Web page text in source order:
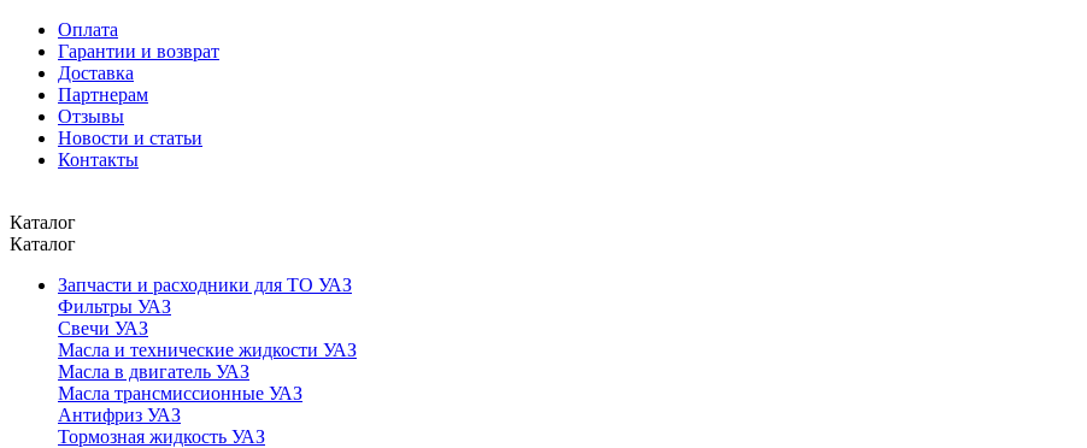
Оплата
Гарантии и возврат
Доставка
Партнерам
Отзывы
Новости и статьи
Контакты
Каталог
Каталог
Запчасти и расходники для ТО УАЗ
Фильтры УАЗ
Свечи УАЗ
Масла и технические жидкости УАЗ
Масла в двигатель УАЗ
Масла трансмиссионные УАЗ
Антифриз УАЗ
Тормозная жидкость УАЗ